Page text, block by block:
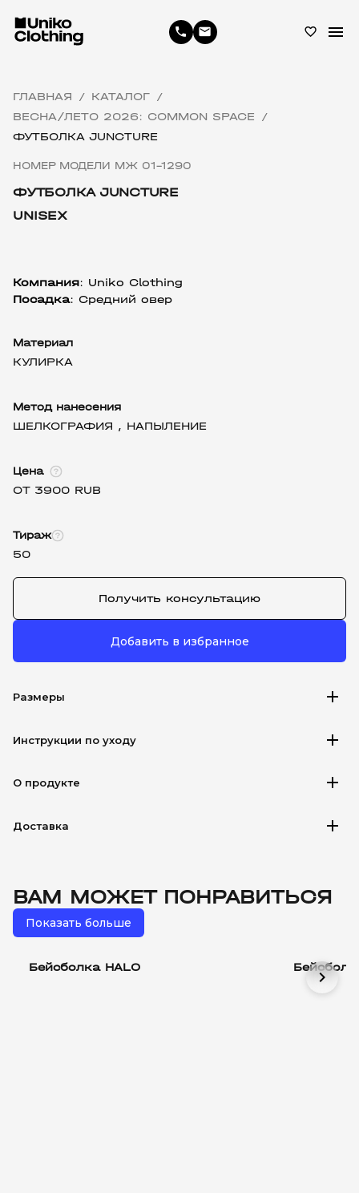
phone email favorite_border menu
ГЛАВНАЯ / КАТАЛОГ /
ВЕСНА/ЛЕТО 2026: COMMON SPACE /
ФУТБОЛКА JUNCTURE
НОМЕР МОДЕЛИ МЖ 01-1290
ФУТБОЛКА JUNCTURE
UNISEX
Компания: Uniko Clothing
Посадка: Средний овер
Материал
КУЛИРКА
Метод нанесения
ШЕЛКОГРАФИЯ , НАПЫЛЕНИЕ
Цена
ОТ 3900 RUB
Тираж
50
Получить консультацию
Добавить в избранное
Размеры add
Инструкции по уходу add
О продукте add
Доставка add
ВАМ МОЖЕТ ПОНРАВИТЬСЯ
Показать больше
Бейсболка HALO
chevron_right